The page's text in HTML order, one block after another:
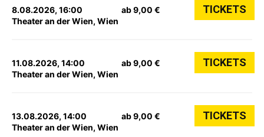
8.08.2026, 16:00
Theater an der Wien, Wien
ab 9,00 € TICKETS
11.08.2026, 14:00
Theater an der Wien, Wien
ab 9,00 € TICKETS
13.08.2026, 14:00
Theater an der Wien, Wien
ab 9,00 € TICKETS